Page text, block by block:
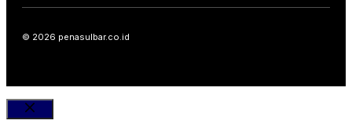
© 2026 penasulbar.co.id